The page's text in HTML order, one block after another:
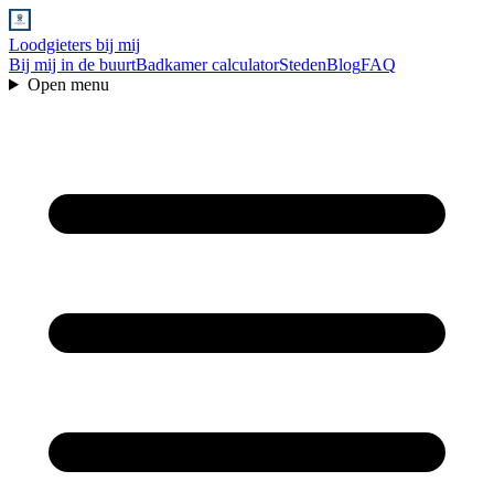
Loodgieters bij mij
Bij mij in de buurtBadkamer calculatorStedenBlogFAQ
Open menu